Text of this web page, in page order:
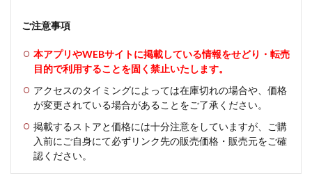
ご注意事項
本アプリやWEBサイトに掲載している情報をせどり・転売
目的で利用することを固く禁止いたします。
アクセスのタイミングによっては在庫切れの場合や、価格
が変更されている場合があることをご了承ください。
掲載するストアと価格には十分注意をしていますが、ご購
入前にご自身にて必ずリンク先の販売価格・販売元をご確
認ください。